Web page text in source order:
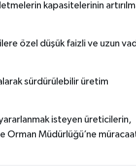
kapasitelerinin
özel düşük faizli ve uzun
sürdürülebilir üretim
isteyen üreticilerin,
Orman Müdürlüğü’ne